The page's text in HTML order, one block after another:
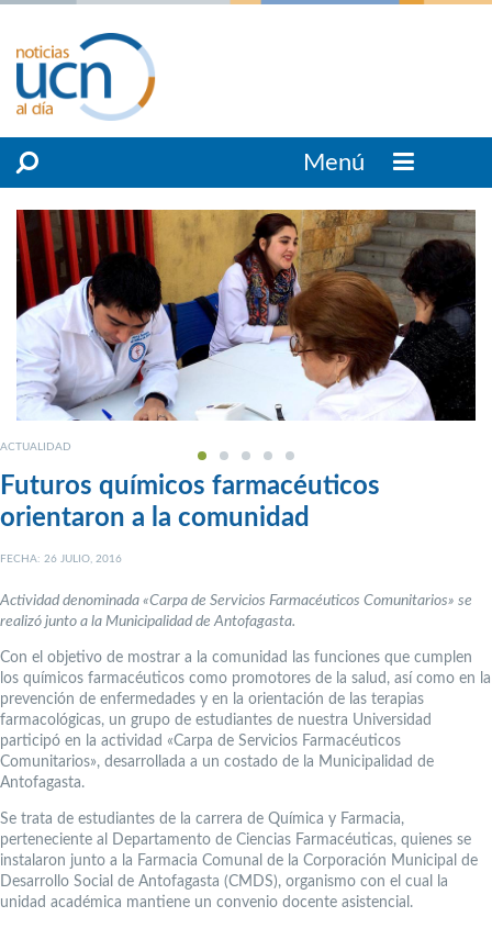
Menú
ACTUALIDAD
Futuros químicos farmacéuticos
orientaron a la comunidad
FECHA: 26 JULIO, 2016
Actividad denominada «Carpa de Servicios Farmacéuticos Comunitarios» se
realizó junto a la Municipalidad de Antofagasta.
Con el objetivo de mostrar a la comunidad las funciones que cumplen
los químicos farmacéuticos como promotores de la salud, así como en la
prevención de enfermedades y en la orientación de las terapias
farmacológicas, un grupo de estudiantes de nuestra Universidad
participó en la actividad «Carpa de Servicios Farmacéuticos
Comunitarios», desarrollada a un costado de la Municipalidad de
Antofagasta.
Se trata de estudiantes de la carrera de Química y Farmacia,
perteneciente al Departamento de Ciencias Farmacéuticas, quienes se
instalaron junto a la Farmacia Comunal de la Corporación Municipal de
Desarrollo Social de Antofagasta (CMDS), organismo con el cual la
unidad académica mantiene un convenio docente asistencial.